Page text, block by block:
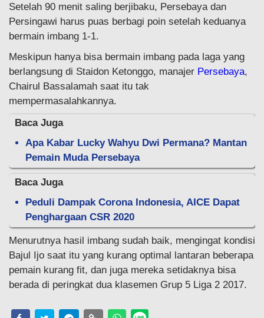
Setelah 90 menit saling berjibaku, Persebaya dan
Persingawi harus puas berbagi poin setelah keduanya
bermain imbang 1-1.
Meskipun hanya bisa bermain imbang pada laga yang
berlangsung di Staidon Ketonggo, manajer Persebaya,
Chairul Bassalamah saat itu tak
mempermasalahkannya.
Baca Juga
Apa Kabar Lucky Wahyu Dwi Permana? Mantan
Pemain Muda Persebaya
Baca Juga
Peduli Dampak Corona Indonesia, AICE Dapat
Penghargaan CSR 2020
Menurutnya hasil imbang sudah baik, mengingat kondisi
Bajul Ijo saat itu yang kurang optimal lantaran beberapa
pemain kurang fit, dan juga mereka setidaknya bisa
berada di peringkat dua klasemen Grup 5 Liga 2 2017.